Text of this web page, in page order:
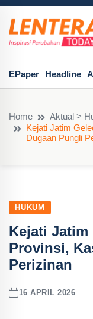
EPaper Headline
Home
Aktual >
Kejati Jatim
Dugaan Pungli
HUKUM
Kejati Jatim
Provinsi,
Perizinan
16 APRIL 2026